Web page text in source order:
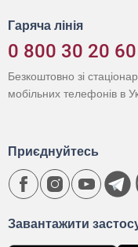
Гаряча лінія
0 800 30 20 60
Безкоштовно зі
мобільних телефонів в
Завантажити
Приєднуйтесь